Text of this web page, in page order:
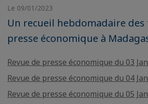
Le 09/01/2023
Un recueil hebdomadaire
presse économique à
Revue de presse économique du 03
Revue de presse économique du 04
Revue de presse économique du 05